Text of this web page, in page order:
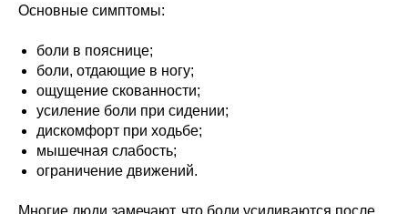
Основные симптомы:
боли в пояснице;
боли, отдающие в ногу;
ощущение скованности;
усиление боли при сидении;
дискомфорт при ходьбе;
мышечная слабость;
ограничение движений.
Многие люди замечают, что боли усиливаются после